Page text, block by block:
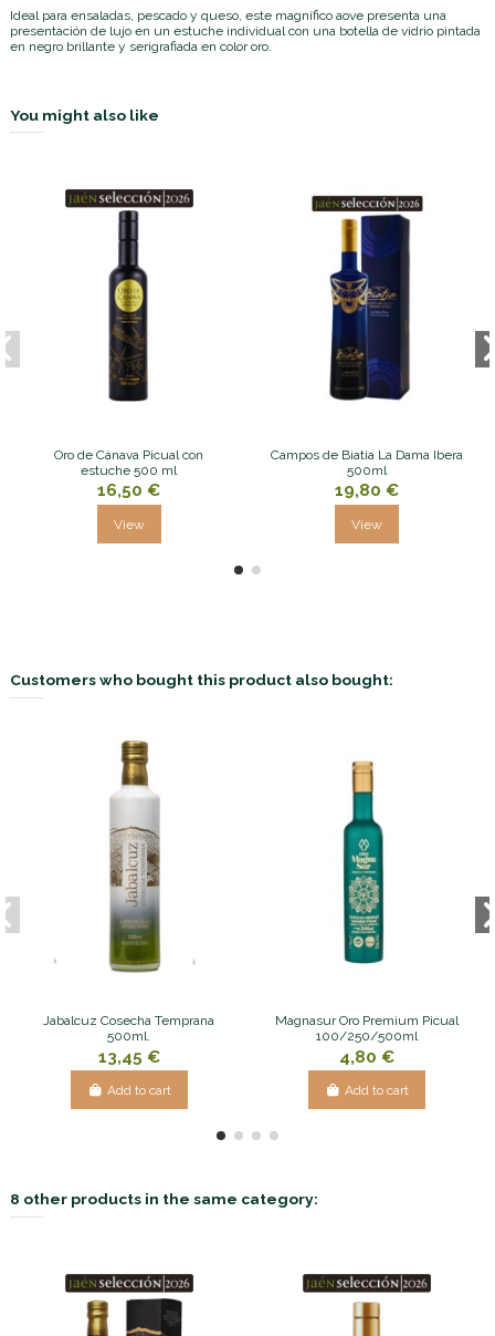
Ideal para ensaladas, pescado y queso, este magnífico aove presenta una
presentación de lujo en un estuche individual con una botella de vidrio pintada
en negro brillante y serigrafiada en color oro.
You might also like
Oro de Cánava Picual con
estuche 500 ml
16,50 €
View
Campos de Biatia La Dama Ibera
500ml
19,80 €
View
Customers who bought this product also bought:
Jabalcuz Cosecha Temprana
500ml.
13,45 €
Add to cart
Magnasur Oro Premium Picual
100/250/500ml
4,80 €
Add to cart
8 other products in the same category: